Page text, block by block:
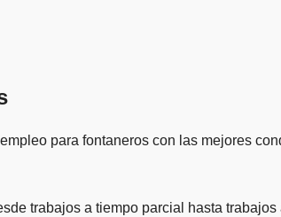
para fontaneros con las mejores
trabajos a tiempo parcial hasta